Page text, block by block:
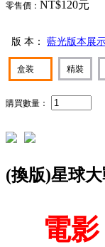
零售價： NT$120元
版 本： 藍光版本展
盒装 精裝
購買數量：
(換版)星球
電